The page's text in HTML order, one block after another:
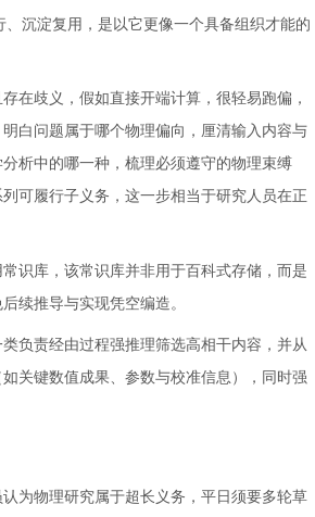
沉淀复用，是以它更像一个具备组织才能的
在歧义，假如直接开端计算，很轻易跑偏，
白问题属于哪个物理偏向，厘清输入内容与
析中的哪一种，梳理必须遵守的物理束缚
可履行子义务，这一步相当于研究人员在正
识库，该常识库并非用于百科式存储，而是
续推导与实现凭空编造。
负责经由过程强推理筛选高相干内容，并从
关键数值成果、参数与校准信息），同时强
为物理研究属于超长义务，平日须要多轮草